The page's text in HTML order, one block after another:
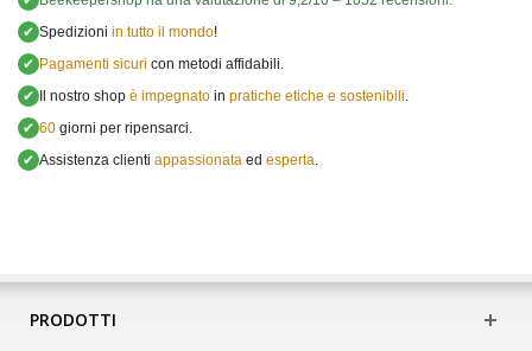
✔ Spedizioni in tutto il mondo!
✔ Pagamenti sicuri con metodi affidabili.
✔ Il nostro shop è impegnato in pratiche etiche e sostenibili
✔ 60 giorni per ripensarci.
✔ Assistenza clienti appassionata ed esperta
PRODOTTI